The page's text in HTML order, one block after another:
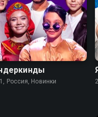
Россия, Новинки